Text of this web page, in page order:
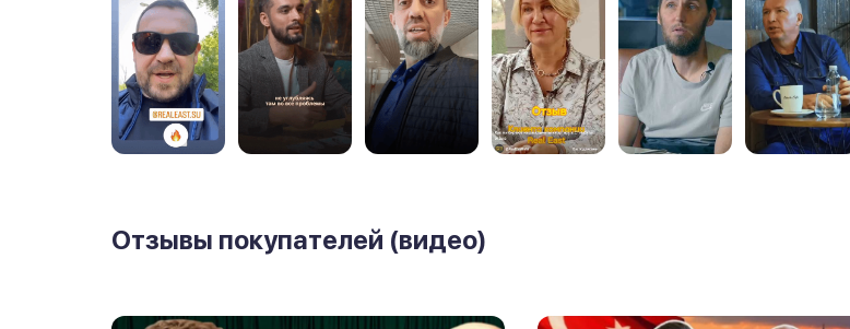
Отзывы покупателей (видео)